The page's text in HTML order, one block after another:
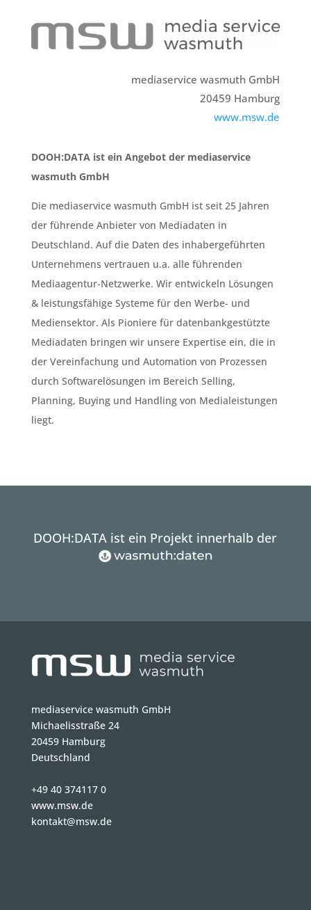
mediaservice wasmuth GmbH
20459 Hamburg
www.msw.de
DOOH:DATA ist ein Angebot der mediaservice
wasmuth GmbH
Die mediaservice wasmuth GmbH ist seit 25 Jahren
der führende Anbieter von Mediadaten in
Deutschland. Auf die Daten des inhabergeführten
Unternehmens vertrauen u.a. alle führenden
Mediaagentur-Netzwerke. Wir entwickeln Lösungen
& leistungsfähige Systeme für den Werbe- und
Mediensektor. Als Pioniere für datenbankgestützte
Mediadaten bringen wir unsere Expertise ein, die in
der Vereinfachung und Automation von Prozessen
durch Softwarelösungen im Bereich Selling,
Planning, Buying und Handling von Medialeistungen
liegt.
DOOH:DATA ist ein Projekt innerhalb der
mediaservice wasmuth GmbH
Michaelisstraße 24
20459 Hamburg
Deutschland
+49 40 374117 0
www.msw.de
kontakt@msw.de